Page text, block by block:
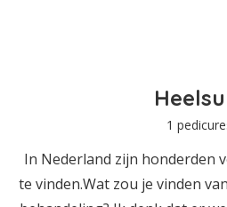
1
In Nederland zijn honderden
te vinden.Wat zou je vinden